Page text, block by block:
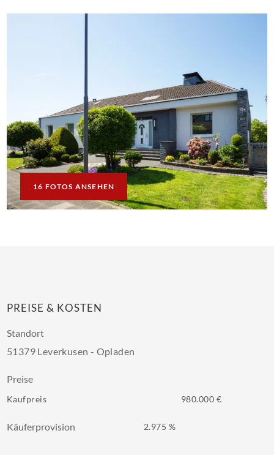
16 FOTOS ANSEHEN
PREISE & KOSTEN
Standort
51379 Leverkusen - Opladen
Preise
Kaufpreis 980.000 €
Käuferprovision 2.975 %